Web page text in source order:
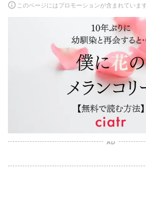
このページにはプロモーションが含まれていま
AD